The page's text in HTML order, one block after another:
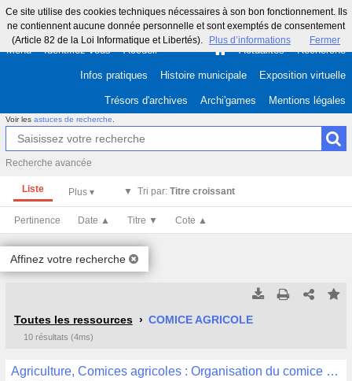
Ce site utilise des cookies techniques nécessaires à son bon fonctionnement. Ils
ne contiennent aucune donnée personnelle et sont exemptés de consentement
(Article 82 de la Loi Informatique et Libertés).
Plus d’informations Fermer
Menu Identifiez-vous Accueil Actualités Recherche
Infos pratiques Histoire municipale Exposition virtuelle
Trésors d'archives Archi'games Mentions légales
Voir les astuces de recherche
Recherche avancée
Liste Tri par: Titre croissant
Pertinence Date ▲ Titre ▼ Cote ▲
Affinez votre recherche
Tous les résultats
Tous les résultats
Toutes les ressources COMICE AGRICOLE
10 résultats (4ms)
Agriculture, Comices agricoles : Organisation du comice agricole de Quimper (1862, 1879) , 3F/QUI/8